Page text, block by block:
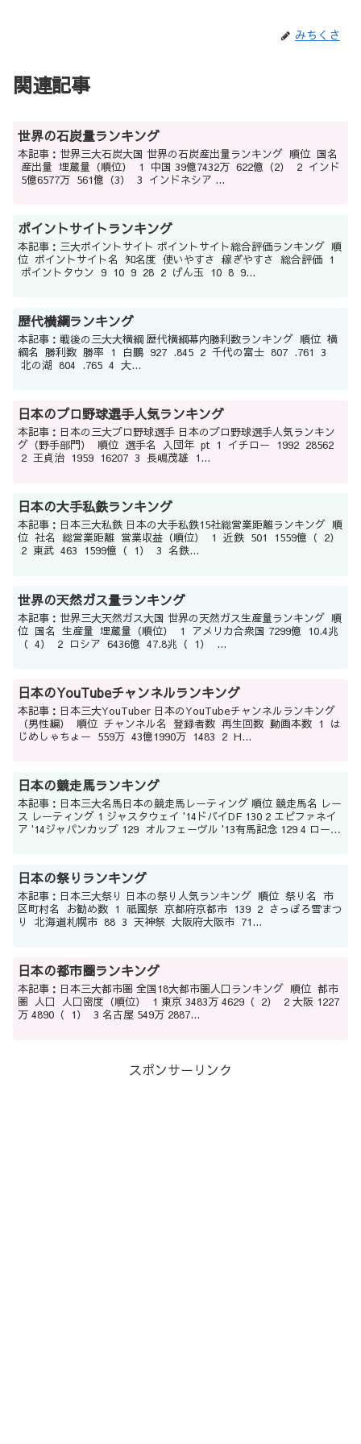
みちくさ
関連記事
世界の石炭量ランキング
本記事：世界三大石炭大国 世界の石炭産出量ランキング 順位 国名
産出量 埋蔵量（順位） 1 中国 39億7432万 622億（2） 2 インド
5億6577万 561億（3） 3 インドネシア ...
ポイントサイトランキング
本記事：三大ポイントサイト ポイントサイト総合評価ランキング 順
位 ポイントサイト名 知名度 使いやすさ 稼ぎやすさ 総合評価 1
ポイントタウン 9 10 9 28 2 げん玉 10 8 9...
歴代横綱ランキング
本記事：戦後の三大大横綱 歴代横綱幕内勝利数ランキング 順位 横
綱名 勝利数 勝率 1 白鵬 927 .845 2 千代の富士 807 .761 3
北の湖 804 .765 4 大...
日本のプロ野球選手人気ランキング
本記事：日本の三大プロ野球選手 日本のプロ野球選手人気ランキン
グ（野手部門） 順位 選手名 入団年 pt 1 イチロー 1992 28562
2 王貞治 1959 16207 3 長嶋茂雄 1...
日本の大手私鉄ランキング
本記事：日本三大私鉄 日本の大手私鉄15社総営業距離ランキング 順
位 社名 総営業距離 営業収益（順位） 1 近鉄 501 1559億（ 2）
2 東武 463 1599億（ 1） 3 名鉄...
世界の天然ガス量ランキング
本記事：世界三大天然ガス大国 世界の天然ガス生産量ランキング 順
位 国名 生産量 埋蔵量（順位） 1 アメリカ合衆国 7299億 10.4兆
（ 4） 2 ロシア 6436億 47.8兆（ 1） ...
日本のYouTubeチャンネルランキング
本記事：日本三大YouTuber 日本のYouTubeチャンネルランキング
（男性編） 順位 チャンネル名 登録者数 再生回数 動画本数 1 は
じめしゃちょー 559万 43億1990万 1483 2 H...
日本の競走馬ランキング
本記事：日本三大名馬日本の競走馬レーティング 順位 競走馬名 レー
ス レーティング 1 ジャスタウェイ '14ドバイDF 130 2 エピファネイ
ア '14ジャパンカップ 129 オルフェーヴル '13有馬記念 129 4 ロード
日本の祭りランキング
本記事：日本三大祭り 日本の祭り人気ランキング 順位 祭り名 市
区町村名 お勧め数 1 祇園祭 京都府京都市 139 2 さっぽろ雪まつ
り 北海道札幌市 88 3 天神祭 大阪府大阪市 71...
日本の都市圏ランキング
本記事：日本三大都市圏 全国18大都市圏人口ランキング 順位 都市
圏 人口 人口密度（順位） 1 東京 3483万 4629（ 2） 2 大阪 1227
万 4890（ 1） 3 名古屋 549万 2887...
スポンサーリンク